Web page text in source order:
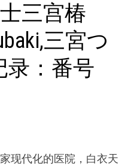
三宫椿
三宮つ
录：番号
现代化的医院，白衣天